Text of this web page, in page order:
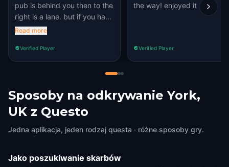
pub is behind you then to the
right is a lane. but if you have
the black swan behind you
the lane is on the left. other
than that all was great. well
Read more
Verified Player
the way! enjoyed it
Verified Player
Sposoby na odkrywanie York,
UK z Questo
Jedna aplikacja, jeden rodzaj questa · różne sposoby gry.
Jako poszukiwanie skarbów